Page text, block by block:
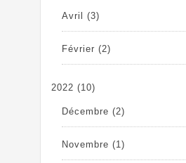
Avril (3)
Février (2)
2022 (10)
Décembre (2)
Novembre (1)